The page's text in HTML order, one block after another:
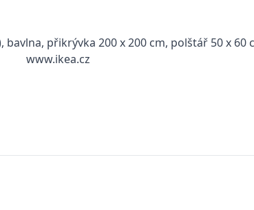
přikrývka 200 x 200 cm, polštář 50 x 60
www.ikea.cz